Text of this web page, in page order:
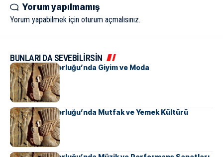
Yorum yapılmamış
Yorum yapabilmek için oturum açmalısınız.
BUNLARI DA SEVEBİLİRSİN
Pers İmparatorluğu’nda Giyim ve Moda
Pers İmparatorluğu’nda Mutfak ve Yemek Kültürü